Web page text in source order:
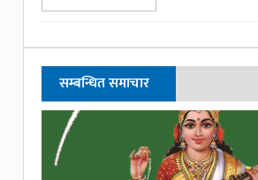
सम्बन्धित समाचार